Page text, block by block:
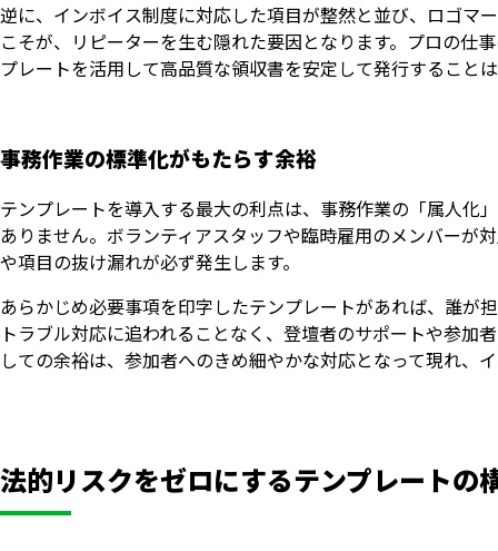
逆に、インボイス制度に対応した項目が整然と並び、ロゴマ
こそが、リピーターを生む隠れた要因となります。プロの仕
プレートを活用して高品質な領収書を安定して発行すること
事務作業の標準化がもたらす余裕
テンプレートを導入する最大の利点は、事務作業の「属人化
ありません。ボランティアスタッフや臨時雇用のメンバーが
や項目の抜け漏れが必ず発生します。
あらかじめ必要事項を印字したテンプレートがあれば、誰が
トラブル対応に追われることなく、登壇者のサポートや参
しての余裕は、参加者へのきめ細やかな対応となって現れ、
法的リスクをゼロにするテンプレートの